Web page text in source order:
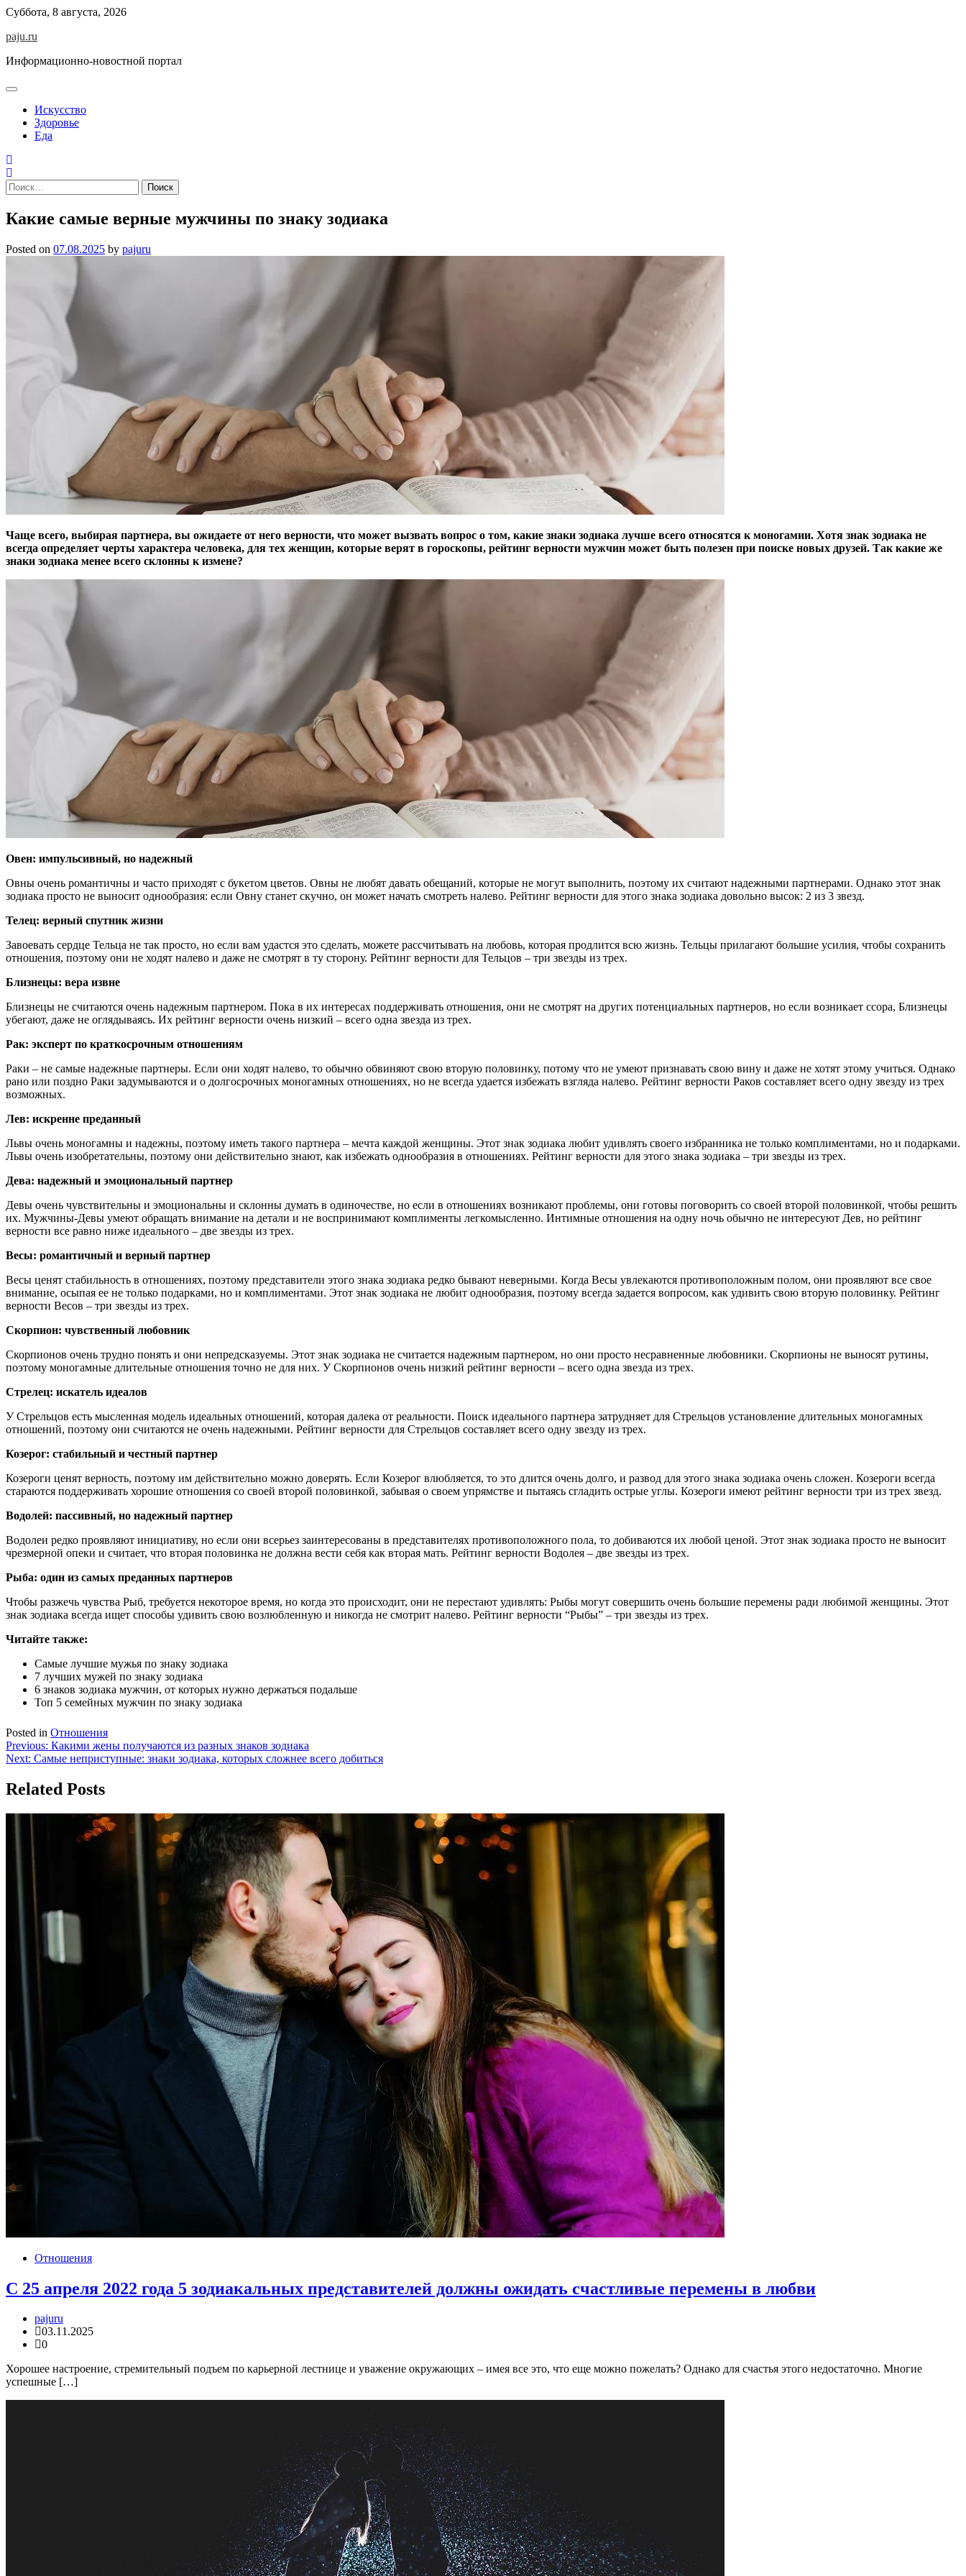
Skip
content
Суббота, 8 августа, 2026
paju.ru
Информационно-новостной портал
Искусство
Здоровье
Еда
Найти:
Какие самые верные мужчины по знаку зодиака
Posted on 07.08.2025 by pajuru
Чаще всего, выбирая партнера, вы ожидаете от него верности, что может вызвать вопрос о том, какие знаки зодиака лучше всего относятся к моногамии. Хотя знак зодиака не
всегда определяет черты характера человека, для тех женщин, которые верят в гороскопы, рейтинг верности мужчин может быть полезен при поиске новых друзей. Так какие же
знаки зодиака менее всего склонны к измене?
Овен: импульсивный, но надежный
Овны очень романтичны и часто приходят с букетом цветов. Овны не любят давать обещаний, которые не могут выполнить, поэтому их считают надежными партнерами. Однако этот знак
зодиака просто не выносит однообразия: если Овну станет скучно, он может начать смотреть налево. Рейтинг верности для этого знака зодиака довольно высок: 2 из 3 звезд.
Телец: верный спутник жизни
Завоевать сердце Тельца не так просто, но если вам удастся это сделать, можете рассчитывать на любовь, которая продлится всю жизнь. Тельцы прилагают большие усилия, чтобы сохранить
отношения, поэтому они не ходят налево и даже не смотрят в ту сторону. Рейтинг верности для Тельцов – три звезды из трех.
Близнецы: вера извне
Близнецы не считаются очень надежным партнером. Пока в их интересах поддерживать отношения, они не смотрят на других потенциальных партнеров, но если возникает ссора, Близнецы
убегают, даже не оглядываясь. Их рейтинг верности очень низкий – всего одна звезда из трех.
Рак: эксперт по краткосрочным отношениям
Раки – не самые надежные партнеры. Если они ходят налево, то обычно обвиняют свою вторую половинку, потому что не умеют признавать свою вину и даже не хотят этому учиться. Однако
рано или поздно Раки задумываются и о долгосрочных моногамных отношениях, но не всегда удается избежать взгляда налево. Рейтинг верности Раков составляет всего одну звезду из трех
возможных.
Лев: искренне преданный
Львы очень моногамны и надежны, поэтому иметь такого партнера – мечта каждой женщины. Этот знак зодиака любит удивлять своего избранника не только комплиментами, но и подарками.
Львы очень изобретательны, поэтому они действительно знают, как избежать однообразия в отношениях. Рейтинг верности для этого знака зодиака – три звезды из трех.
Дева: надежный и эмоциональный партнер
Девы очень чувствительны и эмоциональны и склонны думать в одиночестве, но если в отношениях возникают проблемы, они готовы поговорить со своей второй половинкой, чтобы решить
их. Мужчины-Девы умеют обращать внимание на детали и не воспринимают комплименты легкомысленно. Интимные отношения на одну ночь обычно не интересуют Дев, но рейтинг
верности все равно ниже идеального – две звезды из трех.
Весы: романтичный и верный партнер
Весы ценят стабильность в отношениях, поэтому представители этого знака зодиака редко бывают неверными. Когда Весы увлекаются противоположным полом, они проявляют все свое
внимание, осыпая ее не только подарками, но и комплиментами. Этот знак зодиака не любит однообразия, поэтому всегда задается вопросом, как удивить свою вторую половинку. Рейтинг
верности Весов – три звезды из трех.
Скорпион: чувственный любовник
Скорпионов очень трудно понять и они непредсказуемы. Этот знак зодиака не считается надежным партнером, но они просто несравненные любовники. Скорпионы не выносят рутины,
поэтому моногамные длительные отношения точно не для них. У Скорпионов очень низкий рейтинг верности – всего одна звезда из трех.
Стрелец: искатель идеалов
У Стрельцов есть мысленная модель идеальных отношений, которая далека от реальности. Поиск идеального партнера затрудняет для Стрельцов установление длительных моногамных
отношений, поэтому они считаются не очень надежными. Рейтинг верности для Стрельцов составляет всего одну звезду из трех.
Козерог: стабильный и честный партнер
Козероги ценят верность, поэтому им действительно можно доверять. Если Козерог влюбляется, то это длится очень долго, и развод для этого знака зодиака очень сложен. Козероги всегда
стараются поддерживать хорошие отношения со своей второй половинкой, забывая о своем упрямстве и пытаясь сгладить острые углы. Козероги имеют рейтинг верности три из трех звезд.
Водолей: пассивный, но надежный партнер
Водолеи редко проявляют инициативу, но если они всерьез заинтересованы в представителях противоположного пола, то добиваются их любой ценой. Этот знак зодиака просто не выносит
чрезмерной опеки и считает, что вторая половинка не должна вести себя как вторая мать. Рейтинг верности Водолея – две звезды из трех.
Рыба: один из самых преданных партнеров
Чтобы разжечь чувства Рыб, требуется некоторое время, но когда это происходит, они не перестают удивлять: Рыбы могут совершить очень большие перемены ради любимой женщины. Этот
знак зодиака всегда ищет способы удивить свою возлюбленную и никогда не смотрит налево. Рейтинг верности “Рыбы” – три звезды из трех.
Читайте также:
Самые лучшие мужья по знаку зодиака
7 лучших мужей по знаку зодиака
6 знаков зодиака мужчин, от которых нужно держаться подальше
Топ 5 семейных мужчин по знаку зодиака
Posted in Отношения
Навигация
по
записям
Previous: Какими жены получаются из разных знаков зодиака
Next: Самые неприступные: знаки зодиака, которых сложнее всего добиться
Related Posts
Отношения
С 25 апреля 2022 года 5 зодиакальных представителей должны ожидать счастливые перемены в любви
pajuru
03.11.2025
0
Хорошее настроение, стремительный подъем по карьерной лестнице и уважение окружающих – имея все это, что еще можно пожелать? Однако для счастья этого недостаточно. Многие
успешные […]